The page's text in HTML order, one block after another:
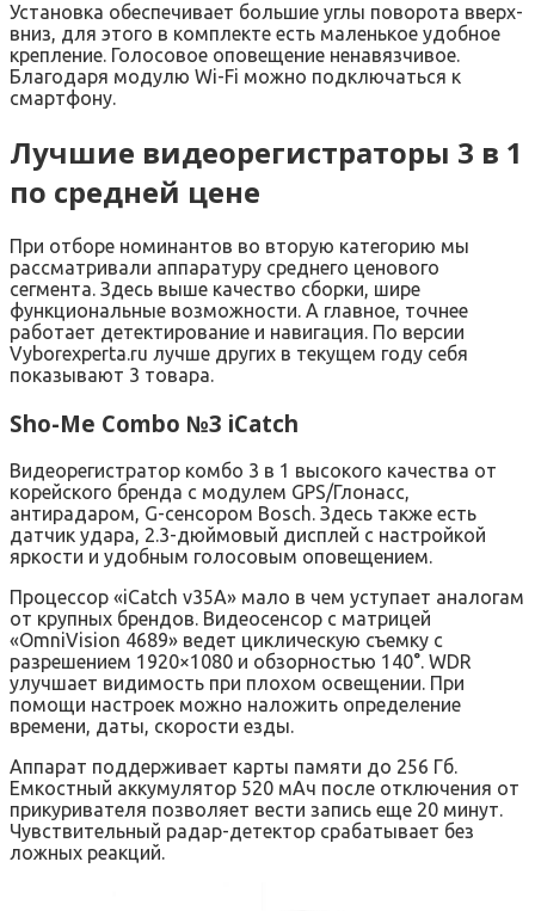
Установка обеспечивает большие углы поворота вверх-
вниз, для этого в комплекте есть маленькое удобное
крепление. Голосовое оповещение ненавязчивое.
Благодаря модулю Wi-Fi можно подключаться к
смартфону.
Лучшие видеорегистраторы 3 в 1
по средней цене
При отборе номинантов во вторую категорию мы
рассматривали аппаратуру среднего ценового
сегмента. Здесь выше качество сборки, шире
функциональные возможности. А главное, точнее
работает детектирование и навигация. По версии
Vyborexperta.ru лучше других в текущем году себя
показывают 3 товара.
Sho-Me Combo №3 iCatch
Видеорегистратор комбо 3 в 1 высокого качества от
корейского бренда с модулем GPS/Глонасс,
антирадаром, G-сенсором Bosch. Здесь также есть
датчик удара, 2.3-дюймовый дисплей с настройкой
яркости и удобным голосовым оповещением.
Процессор «iCatch v35A» мало в чем уступает аналогам
от крупных брендов. Видеосенсор с матрицей
«OmniVision 4689» ведет циклическую съемку с
разрешением 1920×1080 и обзорностью 140°. WDR
улучшает видимость при плохом освещении. При
помощи настроек можно наложить определение
времени, даты, скорости езды.
Аппарат поддерживает карты памяти до 256 Гб.
Емкостный аккумулятор 520 мАч после отключения от
прикуривателя позволяет вести запись еще 20 минут.
Чувствительный радар-детектор срабатывает без
ложных реакций.